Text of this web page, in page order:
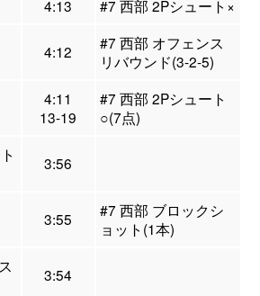
4:13
#7 西部 2Pシュート×
4:12
#7 西部 オフェンス
リバウンド(3-2-5)
4:11
13-19
#7 西部 2Pシュート
○(7点)
3:56
3:55
#7 西部 ブロックシ
ョット(1本)
3:54